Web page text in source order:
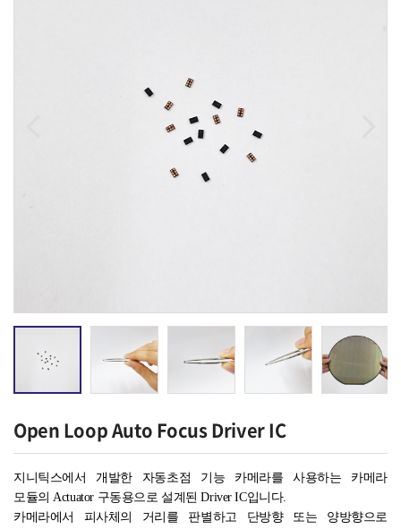
Open Loop Auto Focus Driver IC
지니틱스에서 개발한 자동초점
기능 카메라를 사용하는 카메라
모듈의Actuator 구동용으로 설계된 DriverIC입니다.
카메라에서 피사체의 거리를 판별하고 단방향또는 양방향으로